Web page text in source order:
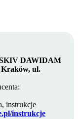
DAWIDAM
Kraków, ul.
instrukcje
instrukcje